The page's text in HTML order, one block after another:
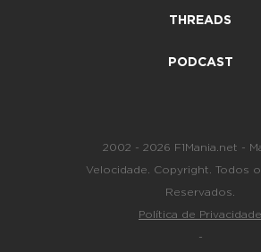
THREADS
PODCAST
2002 - 2026 F1Mania.net -
Velocidade. Copyright. Todos
Reservados.
Política de Privacidade
-